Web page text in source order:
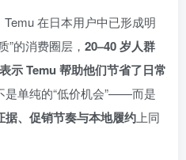
Temu 在日本用户中已形成明
”的消费圈层， 20–40 岁人群
示 Temu 帮助他们节省了日常
是单纯的“低价机会”——而是
据、促销节奏与本地履约 上同